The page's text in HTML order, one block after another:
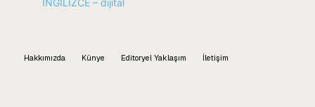
Hakkımızda Künye Editoryel Yaklaşım İletişim